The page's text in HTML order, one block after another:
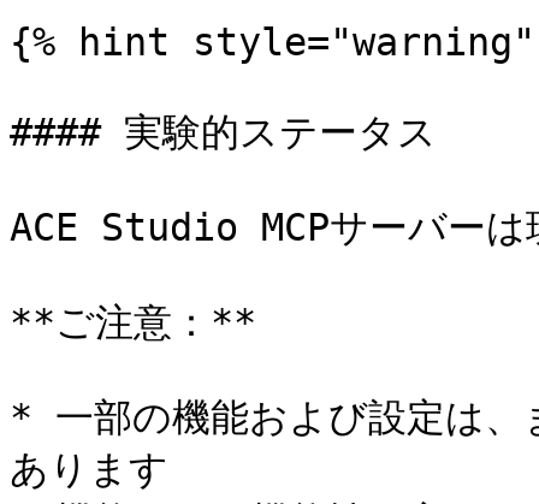
{% hint style="warning"
#### 実験的ステータス
ACE Studio MCPサーバー
**ご注意：**
* 一部の機能および設定は、
あります